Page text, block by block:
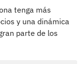
tenga más
y una dinámica
parte de los